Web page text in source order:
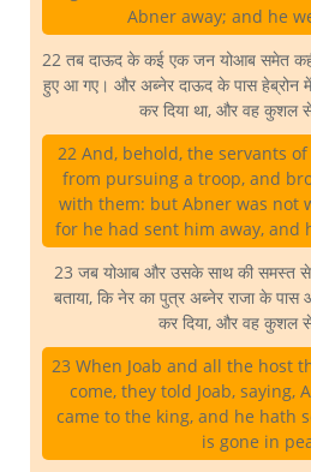
Abner away; and he
22 तब दाऊद के कई एक जन योआब समेत
हुए आ गए। और अब्नेर दाऊद के पास हेब्रोन
कर दिया था, और वह कुशल
22 And, behold, the servants
from pursuing a troop, and
with them: but Abner was not
for he had sent him away, and
23 जब योआब और उसके साथ की समस्त
बताया, कि नेर का पुत्र अब्नेर राजा के
कर दिया, और वह कुशल
23 When Joab and all the host
come, they told Joab, saying,
came to the king, and he hath
is gone in